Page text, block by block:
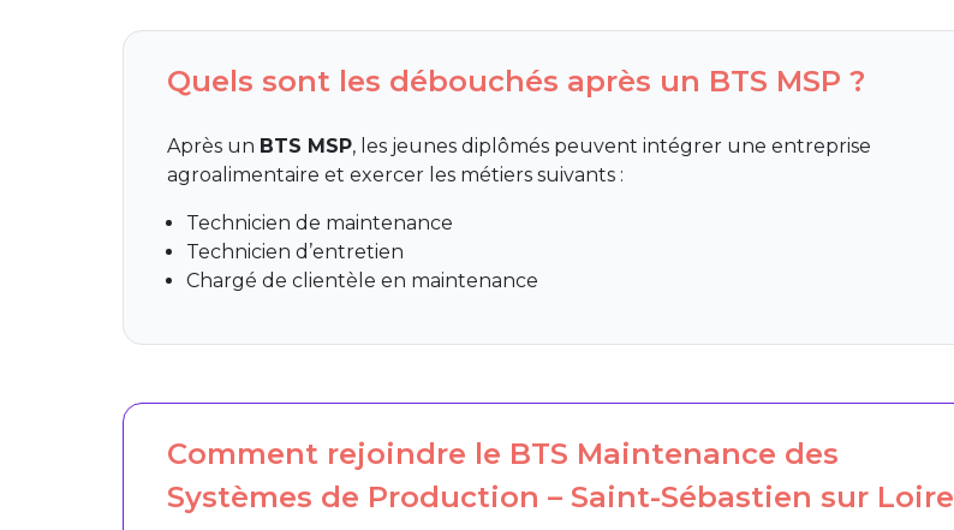
Quels sont les débouchés après un BTS MSP ?
Après un BTS MSP, les jeunes diplômés peuvent intégrer une entreprise
agroalimentaire et exercer les métiers suivants :
Technicien de maintenance
Technicien d’entretien
Chargé de clientèle en maintenance
Comment rejoindre le BTS Maintenance des
Systèmes de Production – Saint-Sébastien sur Loire